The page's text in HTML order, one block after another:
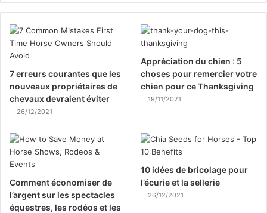
7 erreurs courantes que les
nouveaux propriétaires de
chevaux devraient éviter
26/12/2021
Appréciation du chien : 5
choses pour remercier votre
chien pour ce Thanksgiving
19/11/2021
Comment économiser de
l’argent sur les spectacles
équestres, les rodéos et les
10 idées de bricolage pour
l’écurie et la sellerie
26/12/2021